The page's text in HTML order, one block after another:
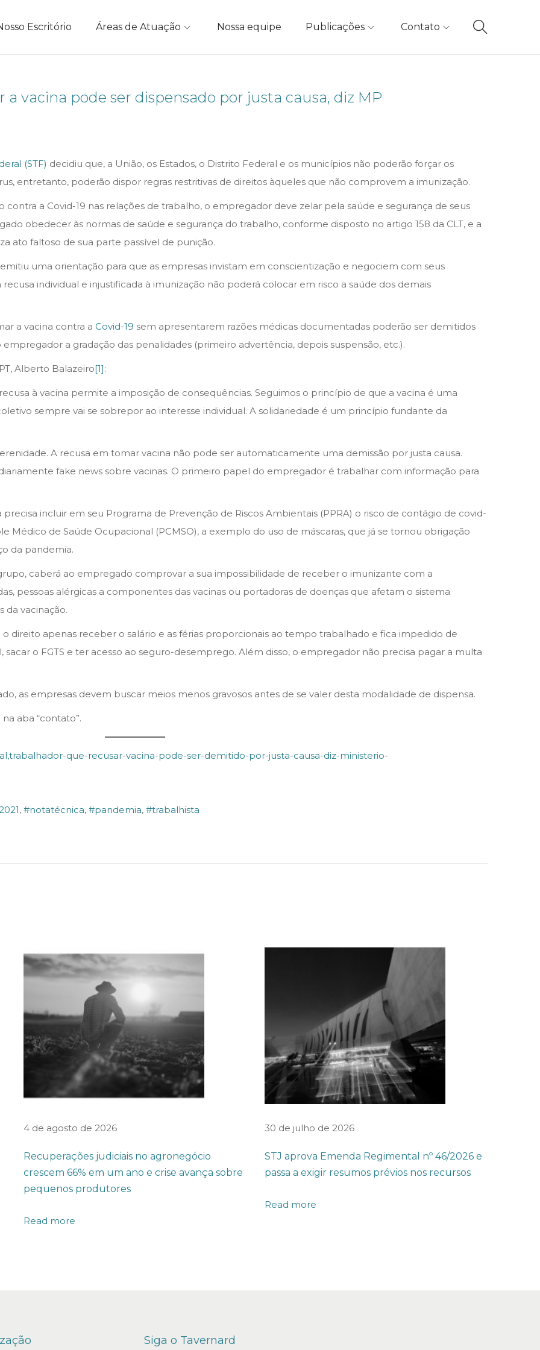
Escritório Áreas de Atuação Nossa equipe Publicações Contato
vacina pode ser dispensado por justa causa, diz MP
(STF) decidiu que, a União, os Estados, o Distrito Federal e os municípios não poderão forçar os
entretanto, poderão dispor regras restritivas de direitos àqueles que não comprovem a imunização.
contra a Covid-19 nas relações de trabalho, o empregador deve zelar pela saúde e segurança de seus
obedecer às normas de saúde e segurança do trabalho, conforme disposto no artigo 158 da CLT, e a
ato faltoso de sua parte passível de punição.
uma orientação para que as empresas invistam em conscientização e negociem com seus
individual e injustificada à imunização não poderá colocar em risco a saúde dos demais
a vacina contra a Covid-19 sem apresentarem razões médicas documentadas poderão ser demitidos
a gradação das penalidades (primeiro advertência, depois suspensão, etc.).
Alberto Balazeiro[1]:
à vacina permite a imposição de consequências. Seguimos o princípio de que a vacina é uma
sempre vai se sobrepor ao interesse individual. A solidariedade é um princípio fundante da
A recusa em tomar vacina não pode ser automaticamente uma demissão por justa causa.
fake news sobre vacinas. O primeiro papel do empregador é trabalhar com informação para
incluir em seu Programa de Prevenção de Riscos Ambientais (PPRA) o risco de contágio de covid-
Médico de Saúde Ocupacional (PCMSO), a exemplo do uso de máscaras, que já se tornou obrigação
da pandemia.
caberá ao empregado comprovar a sua impossibilidade de receber o imunizante com a
pessoas alérgicas a componentes das vacinas ou portadoras de doenças que afetam o sistema
da vacinação.
direito apenas receber o salário e as férias proporcionais ao tempo trabalhado e fica impedido de
sacar o FGTS e ter acesso ao seguro-desemprego. Além disso, o empregador não precisa pagar a multa
as empresas devem buscar meios menos gravosos antes de se valer desta modalidade de dispensa.
aba “contato”.
que-recusar-vacina-pode-ser-demitido-por-justa-causa-diz-ministerio-
, #notatécnica, #pandemia, #trabalhista
4 de agosto de 2026
Recuperações judiciais no agronegócio
crescem 66% em um ano e crise avança sobre
pequenos produtores
Read more
30 de julho de 2026
STJ aprova Emenda Regimental nº 46/2026 e
passa a exigir resumos prévios nos recursos
Read more
Siga o Tavernard